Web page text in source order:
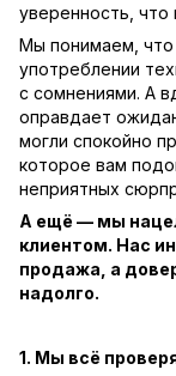
уверенность, что
Мы понимаем, что
употреблении
с сомнениями. А
оправдает
могли спокойно
которое вам
неприятных
А ещё — мы
клиентом. Нас
продажа, а
надолго.
1. Мы всё